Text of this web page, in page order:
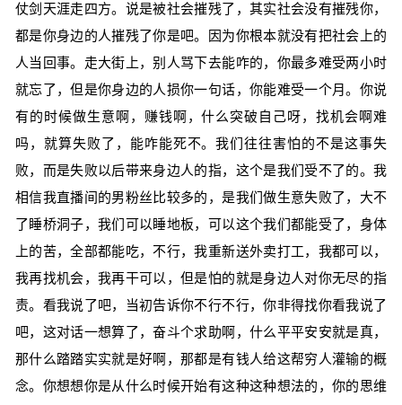
仗剑天涯走四方。说是被社会摧残了，其实社会没有摧残你，
都是你身边的人摧残了你是吧。因为你根本就没有把社会上的
人当回事。走大街上，别人骂下去能咋的，你最多难受两小时
就忘了，但是你身边的人损你一句话，你能难受一个月。你说
有的时候做生意啊，赚钱啊，什么突破自己呀，找机会啊难
吗，就算失败了，能咋能死不。我们往往害怕的不是这事失
败，而是失败以后带来身边人的指，这个是我们受不了的。我
相信我直播间的男粉丝比较多的，是我们做生意失败了，大不
了睡桥洞子，我们可以睡地板，可以这个我们都能受了，身体
上的苦，全部都能吃，不行，我重新送外卖打工，我都可以，
我再找机会，我再干可以，但是怕的就是身边人对你无尽的指
责。看我说了吧，当初告诉你不行不行，你非得找你看我说了
吧，这对话一想算了，奋斗个求助啊，什么平平安安就是真，
那什么踏踏实实就是好啊，那都是有钱人给这帮穷人灌输的概
念。你想想你是从什么时候开始有这种这种想法的，你的思维